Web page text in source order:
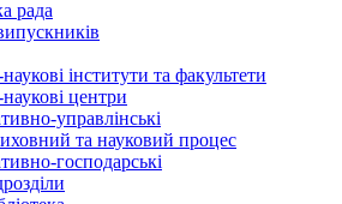
рада
інститути та факультети
центри
управлінські
та науковий процес
господарські